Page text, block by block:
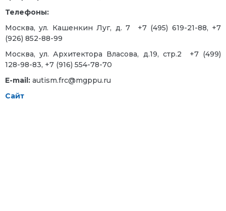
Телефоны:
Москва, ул. Кашенкин Луг, д. 7 +7 (495) 619-21-88, +7
(926) 852-88-99
Москва, ул. Архитектора Власова, д.19, стр.2 +7 (499)
128-98-83, +7 (916) 554-78-70
E-mail: autism.frc@mgppu.ru
Сайт